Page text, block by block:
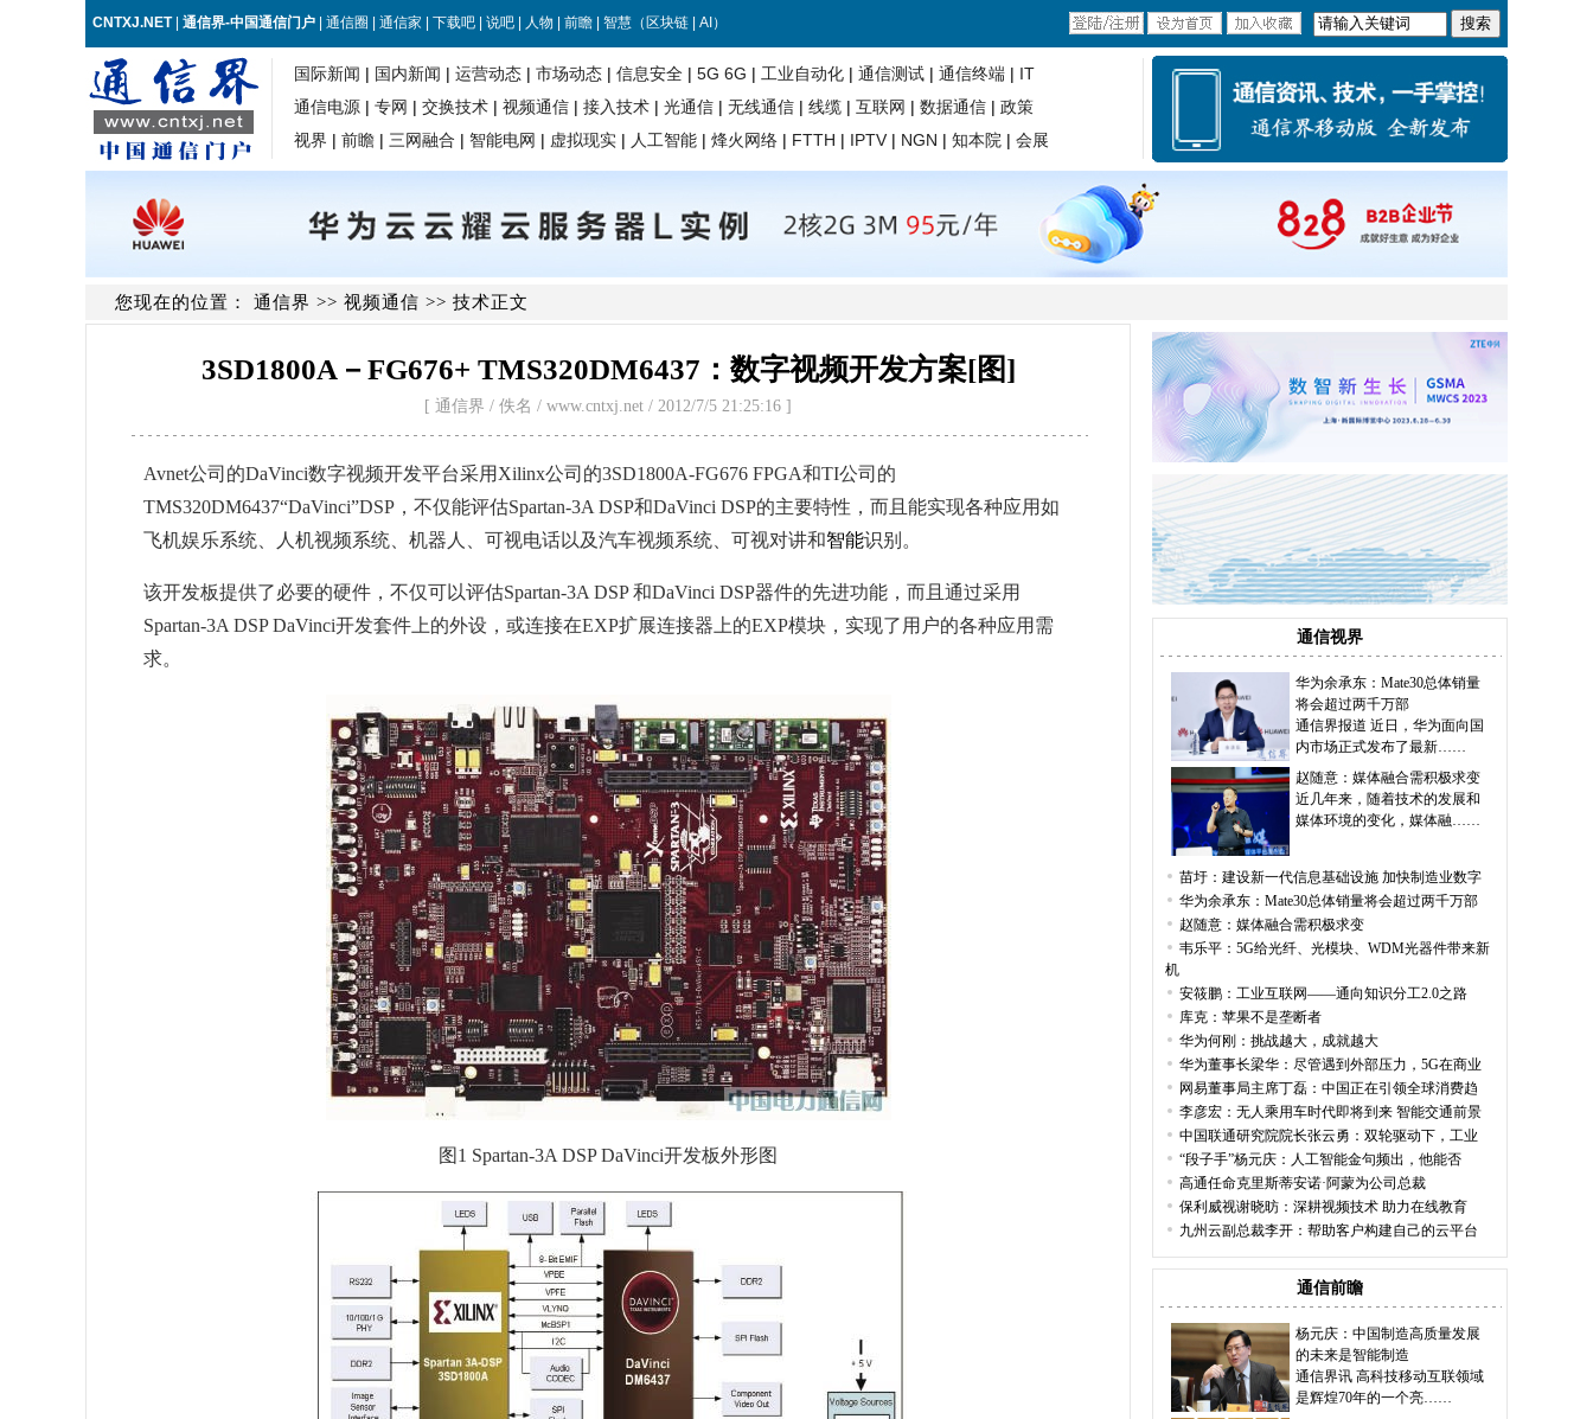
您现在的位置： 通信界 >> 视频通信 >> 技术正文
3SD1800A－FG676+ TMS320DM6437：数字视频开发方案[图]
[ 通信界 / 佚名 / www.cntxj.net / 2012/7/5 21:25:16 ]
Avnet公司的DaVinci数字视频开发平台采用Xilinx公司的3SD1800A-FG676 FPGA和TI公司的
TMS320DM6437“DaVinci”DSP，不仅能评估Spartan-3A DSP和DaVinci DSP的主要特性，而且能实现各种应用如
飞机娱乐系统、人机视频系统、机器人、可视电话以及汽车视频系统、可视对讲和智能识别。
该开发板提供了必要的硬件，不仅可以评估Spartan-3A DSP 和DaVinci DSP器件的先进功能，而且通过采用
Spartan-3A DSP DaVinci开发套件上的外设，或连接在EXP扩展连接器上的EXP模块，实现了用户的各种应用需
求。
图1 Spartan-3A DSP DaVinci开发板外形图
通信视界
华为余承东：Mate30总体销量
将会超过两千万部
通信界报道 近日，华为面向国
内市场正式发布了最新……
赵随意：媒体融合需积极求变
近几年来，随着技术的发展和
媒体环境的变化，媒体融……
苗圩：建设新一代信息基础设施 加快制造业数字
华为余承东：Mate30总体销量将会超过两千万部
赵随意：媒体融合需积极求变
韦乐平：5G给光纤、光模块、WDM光器件带来新
机
安筱鹏：工业互联网——通向知识分工2.0之路
库克：苹果不是垄断者
华为何刚：挑战越大，成就越大
华为董事长梁华：尽管遇到外部压力，5G在商业
网易董事局主席丁磊：中国正在引领全球消费趋
李彦宏：无人乘用车时代即将到来 智能交通前景
中国联通研究院院长张云勇：双轮驱动下，工业
“段子手”杨元庆：人工智能金句频出，他能否
高通任命克里斯蒂安诺·阿蒙为公司总裁
保利威视谢晓昉：深耕视频技术 助力在线教育
九州云副总裁李开：帮助客户构建自己的云平台
通信前瞻
杨元庆：中国制造高质量发展
的未来是智能制造
通信界讯 高科技移动互联领域
是辉煌70年的一个亮……